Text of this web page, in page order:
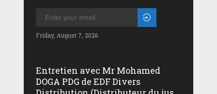
Friday, August 7, 2026
Entretien avec Mr Mohamed
DOGA PDG de EDF Divers